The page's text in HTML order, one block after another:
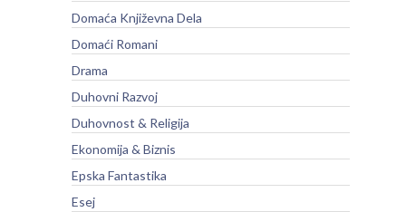
Domaća Književna Dela
Domaći Romani
Drama
Duhovni Razvoj
Duhovnost & Religija
Ekonomija & Biznis
Epska Fantastika
Esej